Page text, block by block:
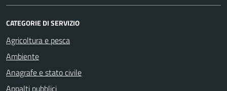
CATEGORIE DI SERVIZIO
Agricoltura e pesca
Ambiente
Anagrafe e stato civile
Appalti pubblici